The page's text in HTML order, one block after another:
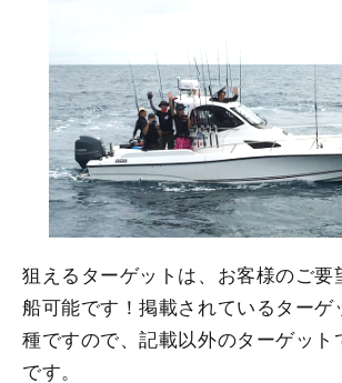
狙えるターゲットは、お客様のご要
船可能です！掲載されているターゲ
種ですので、記載以外のターゲット
です。